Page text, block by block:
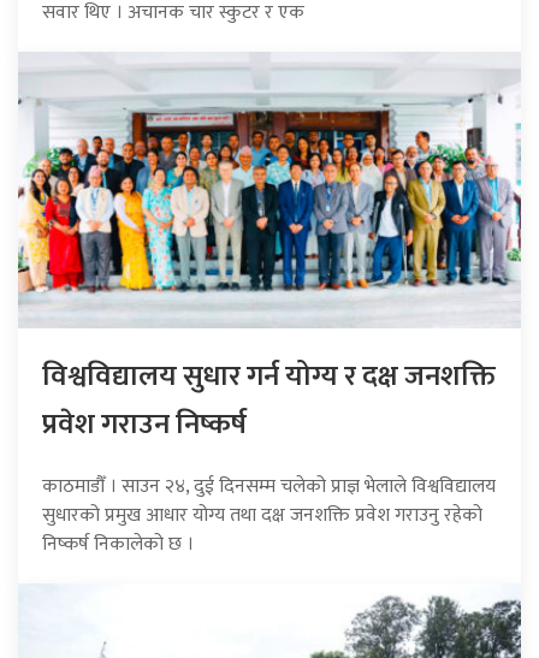
सवार थिए । अचानक चार स्कुटर र एक
विश्वविद्यालय सुधार गर्न योग्य र दक्ष जनशक्ति
प्रवेश गराउन निष्कर्ष
काठमाडौँ । साउन २४, दुई दिनसम्म चलेको प्राज्ञ भेलाले विश्वविद्यालय
सुधारको प्रमुख आधार योग्य तथा दक्ष जनशक्ति प्रवेश गराउनु रहेको
निष्कर्ष निकालेको छ ।